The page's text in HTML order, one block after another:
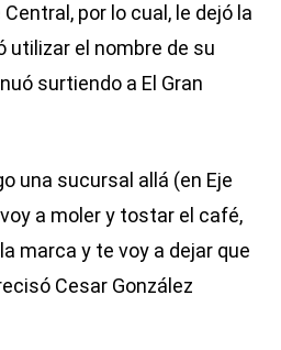
por lo cual, le dejó la
utilizar el nombre de su
surtiendo a El Gran
una sucursal allá (en Eje
a moler y tostar el café,
marca y te voy a dejar que
Cesar González